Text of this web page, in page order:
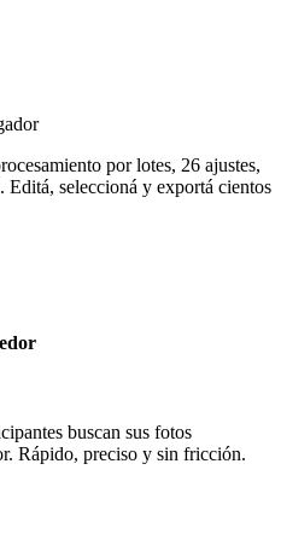
por lotes, 26 ajustes,
Editá, seleccioná y exportá cientos
buscan sus fotos
Rápido, preciso y sin fricción.